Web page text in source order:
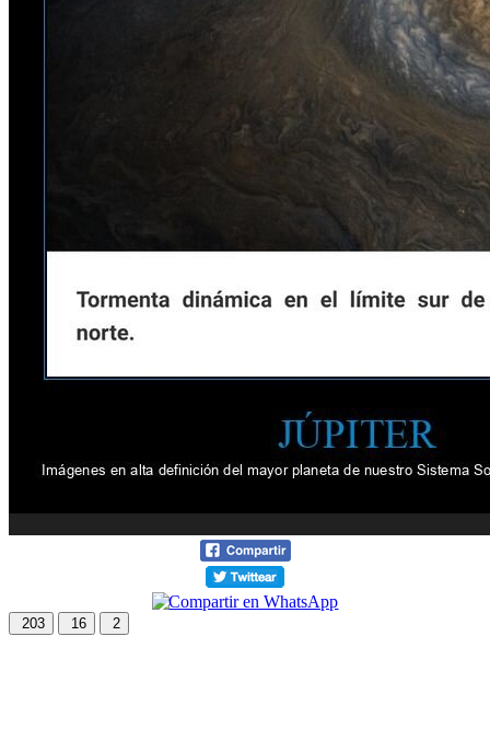
203 16 2